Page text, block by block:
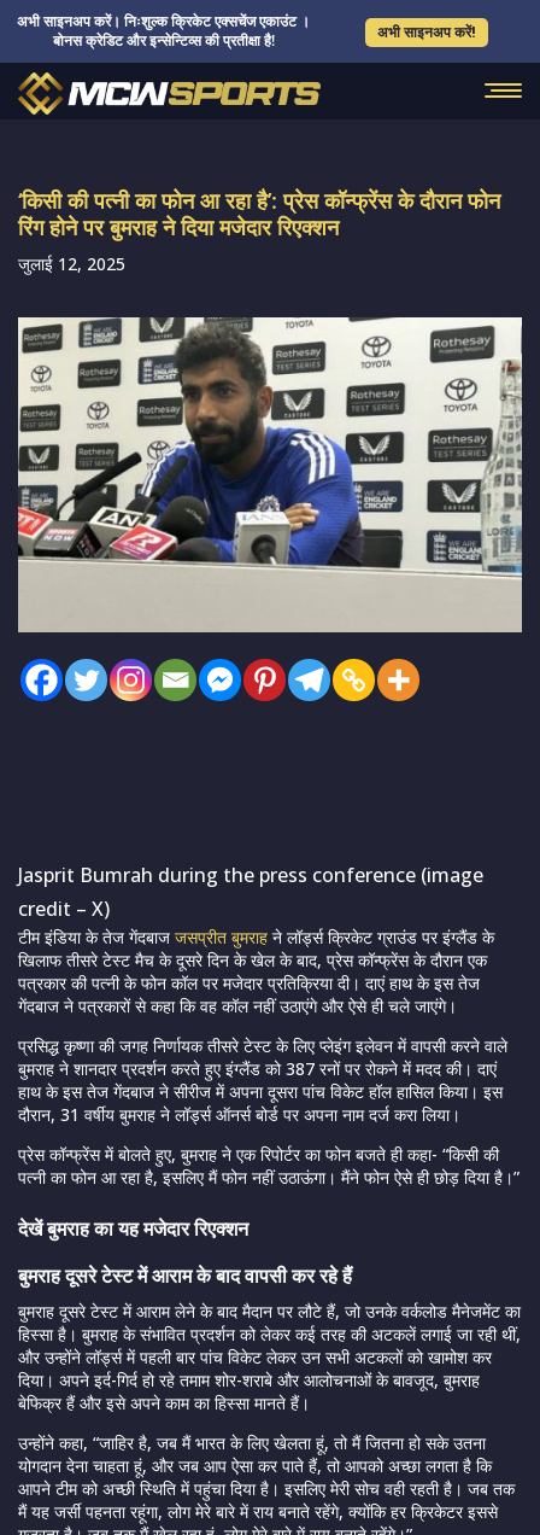
अभी साइनअप करें। निःशुल्क क्रिकेट एक्सचेंज एकाउंट ।
बोनस क्रेडिट और इन्सेन्टिव्स की प्रतीक्षा है!
अभी साइनअप करें!
‘किसी की पत्नी का फोन आ रहा है’: प्रेस कॉन्फ्रेंस के दौरान फोन
रिंग होने पर बुमराह ने दिया मजेदार रिएक्शन
जुलाई 12, 2025
Jasprit Bumrah during the press conference (image
credit – X)
टीम इंडिया के तेज गेंदबाज जसप्रीत बुमराह ने लॉर्ड्स क्रिकेट ग्राउंड पर इंग्लैंड के
खिलाफ तीसरे टेस्ट मैच के दूसरे दिन के खेल के बाद, प्रेस कॉन्फ्रेंस के दौरान एक
पत्रकार की पत्नी के फोन कॉल पर मजेदार प्रतिक्रिया दी। दाएं हाथ के इस तेज
गेंदबाज ने पत्रकारों से कहा कि वह कॉल नहीं उठाएंगे और ऐसे ही चले जाएंगे।
प्रसिद्ध कृष्णा की जगह निर्णायक तीसरे टेस्ट के लिए प्लेइंग इलेवन में वापसी करने वाले
बुमराह ने शानदार प्रदर्शन करते हुए इंग्लैंड को 387 रनों पर रोकने में मदद की। दाएं
हाथ के इस तेज गेंदबाज ने सीरीज में अपना दूसरा पांच विकेट हॉल हासिल किया। इस
दौरान, 31 वर्षीय बुमराह ने लॉर्ड्स ऑनर्स बोर्ड पर अपना नाम दर्ज करा लिया।
प्रेस कॉन्फ्रेंस में बोलते हुए, बुमराह ने एक रिपोर्टर का फोन बजते ही कहा- “किसी की
पत्नी का फोन आ रहा है, इसलिए मैं फोन नहीं उठाऊंगा। मैंने फोन ऐसे ही छोड़ दिया है।”
देखें बुमराह का यह मजेदार रिएक्शन
बुमराह दूसरे टेस्ट में आराम के बाद वापसी कर रहे हैं
बुमराह दूसरे टेस्ट में आराम लेने के बाद मैदान पर लौटे हैं, जो उनके वर्कलोड मैनेजमेंट का
हिस्सा है। बुमराह के संभावित प्रदर्शन को लेकर कई तरह की अटकलें लगाई जा रही थीं,
और उन्होंने लॉर्ड्स में पहली बार पांच विकेट लेकर उन सभी अटकलों को खामोश कर
दिया। अपने इर्द-गिर्द हो रहे तमाम शोर-शराबे और आलोचनाओं के बावजूद, बुमराह
बेफिक्र हैं और इसे अपने काम का हिस्सा मानते हैं।
उन्होंने कहा, “जाहिर है, जब मैं भारत के लिए खेलता हूं, तो मैं जितना हो सके उतना
योगदान देना चाहता हूं, और जब आप ऐसा कर पाते हैं, तो आपको अच्छा लगता है कि
आपने टीम को अच्छी स्थिति में पहुंचा दिया है। इसलिए मेरी सोच वही रहती है। जब तक
मैं यह जर्सी पहनता रहूंगा, लोग मेरे बारे में राय बनाते रहेंगे, क्योंकि हर क्रिकेटर इससे